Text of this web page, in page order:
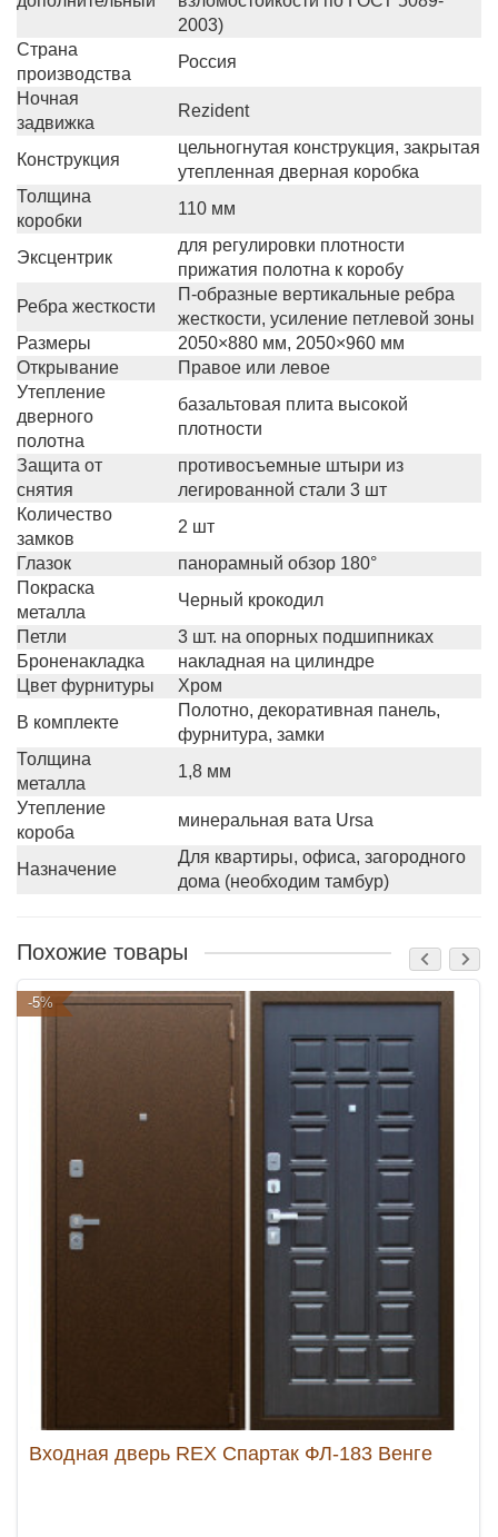
2003)
Страна
производства
Россия
Ночная
задвижка
Rezident
Конструкция
цельногнутая конструкция, закрытая
утепленная дверная коробка
Толщина
коробки
110 мм
Эксцентрик
для регулировки плотности
прижатия полотна к коробу
Ребра жесткости
П-образные вертикальные ребра
жесткости, усиление петлевой зоны
Размеры
2050×880 мм, 2050×960 мм
Открывание
Правое или левое
Утепление
дверного
полотна
базальтовая плита высокой
плотности
Защита от
снятия
противосъемные штыри из
легированной стали 3 шт
Количество
замков
2 шт
Глазок
панорамный обзор 180°
Покраска
металла
Черный крокодил
Петли
3 шт. на опорных подшипниках
Броненакладка
накладная на цилиндре
Цвет фурнитуры
Хром
В комплекте
Полотно, декоративная панель,
фурнитура, замки
Толщина
металла
1,8 мм
Утепление
короба
минеральная вата Ursa
Назначение
Для квартиры, офиса, загородного
дома (необходим тамбур)
Похожие товары
-5%
Входная дверь REX Спартак ФЛ-183 Венге